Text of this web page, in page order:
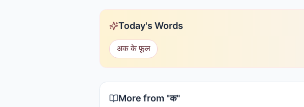
Today's Words
अक के फूल
More from "क"